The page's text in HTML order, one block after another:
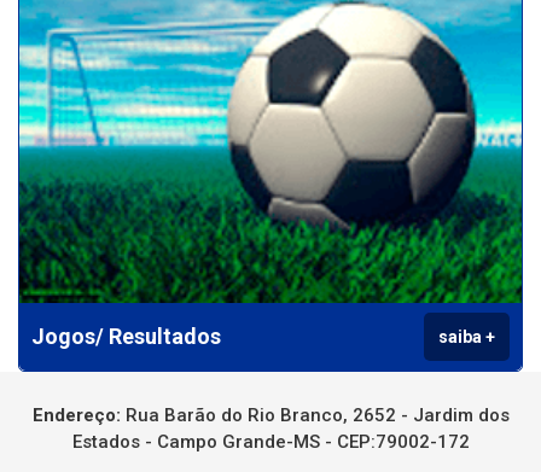
Jogos/ Resultados saiba +
Endereço: Rua Barão do Rio Branco, 2652 - Jardim dos
Estados - Campo Grande-MS - CEP:79002-172